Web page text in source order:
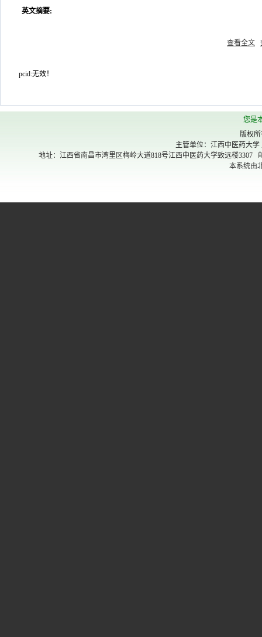
英文摘要:
查看全文
pcid:无效！
您是
版权
主管单位：江西中医药大
地址：江西省南昌市湾里区梅岭大道818号江西中医药大学致远楼3307
本系统由